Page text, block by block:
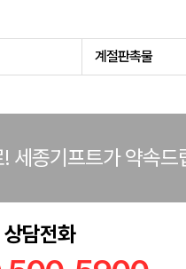
계절판촉물
세종기프트가 약속드
상담전화